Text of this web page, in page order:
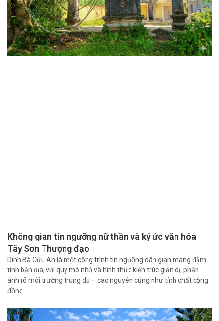
Không gian tín ngưỡng nữ thần và ký ức văn hóa
Tây Sơn Thượng đạo
Dinh Bà Cửu An là một công trình tín ngưỡng dân gian mang đậm
tính bản địa, với quy mô nhỏ và hình thức kiến trúc giản dị, phản
ánh rõ môi trường trung du – cao nguyên cũng như tính chất cộng
đồng…